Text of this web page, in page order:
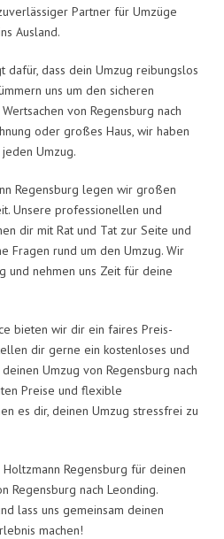
Partner für Umzüge
Ausland.
dafür, dass dein Umzug reibungslos
uns um den sicheren
von Regensburg nach
oder großes Haus, wir haben
Umzug.
Regensburg legen wir großen
Unsere professionellen und
dir mit Rat und Tat zur Seite und
Fragen rund um den Umzug. Wir
und nehmen uns Zeit für deine
bieten wir dir ein faires Preis-
dir gerne ein kostenloses und
Umzug von Regensburg nach
Preise und flexible
es dir, deinen Umzug stressfrei zu
Regensburg für deinen
Regensburg nach Leonding.
lass uns gemeinsam deinen
machen!